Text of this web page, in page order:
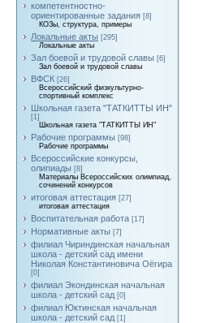
компетентностно-
ориентированные задания [8]
КОЗы, структура, примеры
Локальные акты [295]
Локальные акты
Зал боевой и трудовой славы [6]
Зал боевой и трудовой славы
ВФСК [26]
Всероссийский физкультурно-
спортивный комплекс
Школьная газета "ТАТКИТТЫ ИН"
[1]
Школьная газета "ТАТКИТТЫ ИН"
Рабочие программы [98]
Рабочие программы
Всероссийские конкурсы,
олипиады [8]
Материалы Всероссийских олимпиад,
сочинений конкурсов
итоговая аттестация [27]
итоговая аттестация
Воспитательная работа [17]
Нормативные акты [7]
филиал Чириндинская начальная
школа - детский сад имени
Николая Константиновича Оёгира
[0]
филиал Экондинская начальная
школа - детский сад [0]
филиал Юктинская начальная
школа - детский сад [1]